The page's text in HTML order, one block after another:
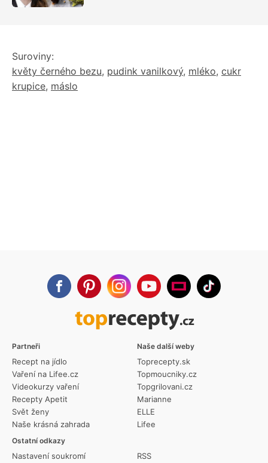
Suroviny:
květy černého bezu, pudink vanilkový, mléko, cukr
krupice, máslo
Partneři
Recept na jídlo
Vaření na Lifee.cz
Videokurzy vaření
Recepty Apetit
Svět ženy
Naše krásná zahrada
Ostatní odkazy
Nastavení soukromí
RSS
Naše další weby
Toprecepty.sk
Topmoucniky.cz
Topgrilovani.cz
Marianne
ELLE
Lifee